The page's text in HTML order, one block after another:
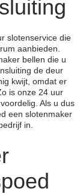
slotenservice die
aanbieden.
bellen die u
de deur
kwijt, omdat er
is onze 24 uur
Als u dus
een slotenmaker
in.